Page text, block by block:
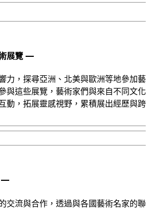
展覽 —
力，探尋亞洲、北美與歐洲等地參加藝
與這些展覽，藝術家們與來自不同文化
動，拓展靈感視野，累積展出經歷與跨
—
交流與合作，透過與各國藝術名家的聯